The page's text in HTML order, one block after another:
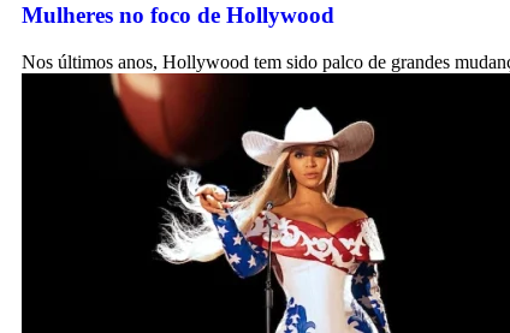
Mulheres no foco de Hollywood
Nos últimos anos, Hollywood tem sido palco de grandes